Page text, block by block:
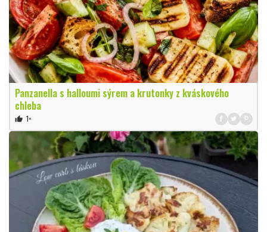
Panzanella s halloumi sýrem a krutonky z kváskového
chleba
thumb_up 1×